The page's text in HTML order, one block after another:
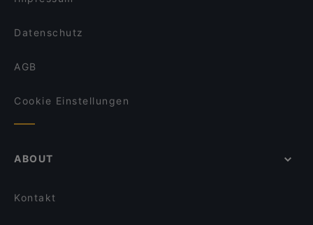
Raku Ramen
Datenschutz
AGB
Cookie Einstellungen
ABOUT
Kontakt